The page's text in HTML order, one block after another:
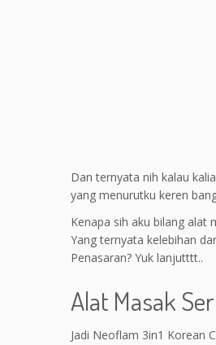
Dan ternyata nih kalau
yang menurutku keren
Kenapa sih aku bilang alat
Yang ternyata kelebihan
Penasaran? Yuk lanjutttt..
Alat Masak
Jadi Neoflam 3in1 Korean